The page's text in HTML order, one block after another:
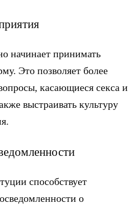
начинает принимать
Это позволяет более
касающиеся секса и
выстраивать культуру
способствует
о